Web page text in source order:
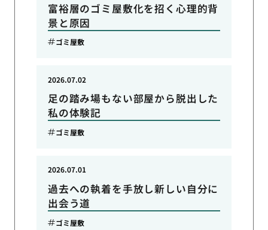
富裕層のゴミ屋敷化を招く心理的背
景と原因
ゴミ屋敷
足の踏み場もない部屋から脱出した
私の体験記
2026.07.02
ゴミ屋敷
過去への執着を手放し新しい自分に
出会う道
2026.07.01
ゴミ屋敷